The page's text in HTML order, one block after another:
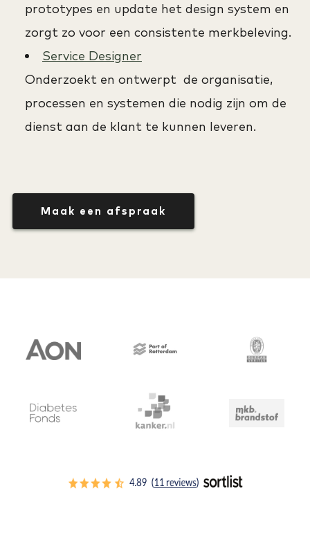
prototypes en update het design system en
zorgt zo voor een consistente merkbeleving.
Service Designer
Onderzoekt en ontwerpt de organisatie,
processen en systemen die nodig zijn om de
dienst aan de klant te kunnen leveren.
Maak een afspraak